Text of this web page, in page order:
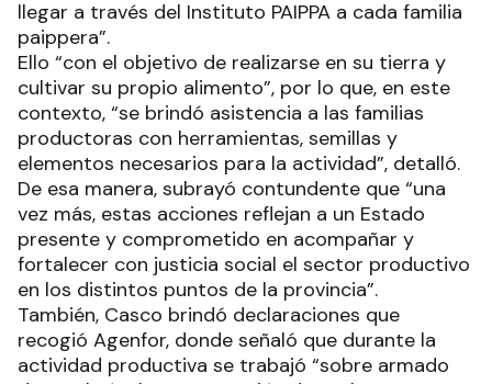
llegar a través del Instituto PAIPPA a cada familia
paippera”.
Ello “con el objetivo de realizarse en su tierra y
cultivar su propio alimento”, por lo que, en este
contexto, “se brindó asistencia a las familias
productoras con herramientas, semillas y
elementos necesarios para la actividad”, detalló.
De esa manera, subrayó contundente que “una
vez más, estas acciones reflejan a un Estado
presente y comprometido en acompañar y
fortalecer con justicia social el sector productivo
en los distintos puntos de la provincia”.
También, Casco brindó declaraciones que
recogió Agenfor, donde señaló que durante la
actividad productiva se trabajó “sobre armado